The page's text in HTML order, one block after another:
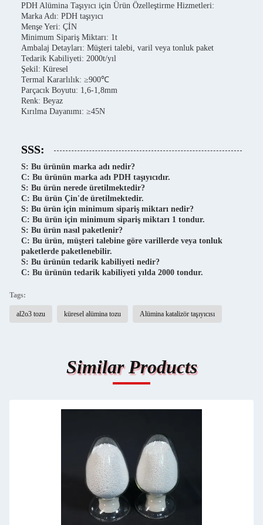
PDH Alümina Taşıyıcı için Ürün Özelleştirme Hizmetleri:
Marka Adı: PDH taşıyıcı
Menşe Yeri: ÇİN
Minimum Sipariş Miktarı: 1t
Ambalaj Detayları: Müşteri talebi, varil veya tonluk paket
Tedarik Kabiliyeti: 2000t/yıl
Şekil: Küresel
Termal Kararlılık: ≥900℃
Parçacık Boyutu: 1,6-1,8mm
Renk: Beyaz
Kırılma Dayanımı: ≥45N
SSS:
S: Bu ürünün marka adı nedir?
C: Bu ürünün marka adı PDH taşıyıcıdır.
S: Bu ürün nerede üretilmektedir?
C: Bu ürün Çin'de üretilmektedir.
S: Bu ürün için minimum sipariş miktarı nedir?
C: Bu ürün için minimum sipariş miktarı 1 tondur.
S: Bu ürün nasıl paketlenir?
C: Bu ürün, müşteri talebine göre varillerde veya tonluk
paketlerde paketlenebilir.
S: Bu ürünün tedarik kabiliyeti nedir?
C: Bu ürünün tedarik kabiliyeti yılda 2000 tondur.
Tags:
al2o3 tozu küresel alümina tozu Alümina katalizör taşıyıcısı
Similar Products